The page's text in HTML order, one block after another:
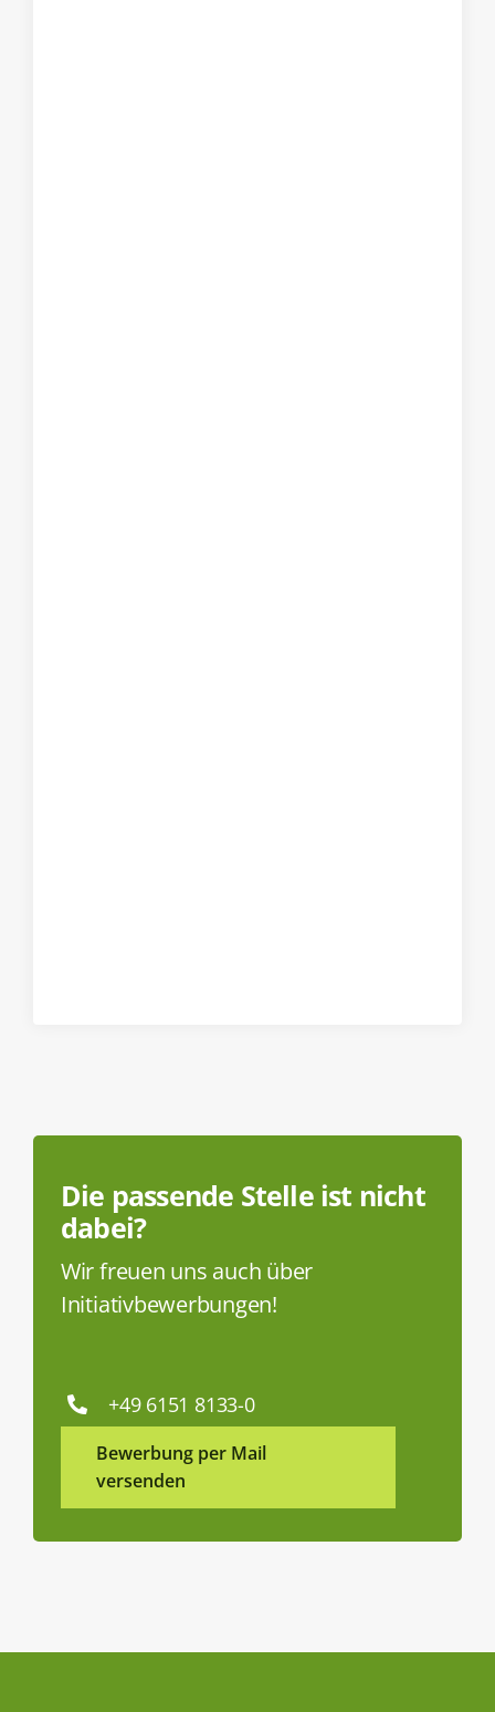
Die passende Stelle ist nicht
dabei?
Wir freuen uns auch über
Initiativbewerbungen!
+49 6151 8133-0
Bewerbung per Mail
versenden